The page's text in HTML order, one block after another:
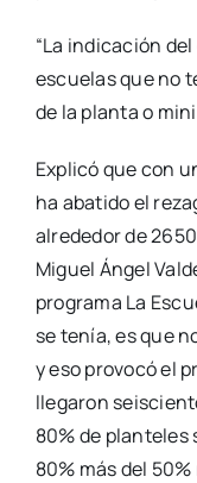
“La indicación
escuelas que no
de la planta o
Explicó que con
ha abatido el
alrededor de
Miguel Ángel
programa La
se tenía, es que
y eso provocó el
llegaron
80% de planteles
80% más del